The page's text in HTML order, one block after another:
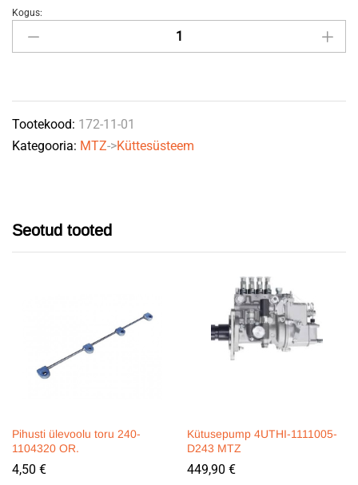
Pihusti
172.1112010-
3
MTZ
quantity
Kogus:
Tootekood: 172-11-01
Kategooria: MTZ->Küttesüsteem
Seotud tooted
Pihusti ülevoolu toru 240-
1104320 OR.
4,50 €
Kütusepump 4UTHI-1111005-
D243 MTZ
449,90 €